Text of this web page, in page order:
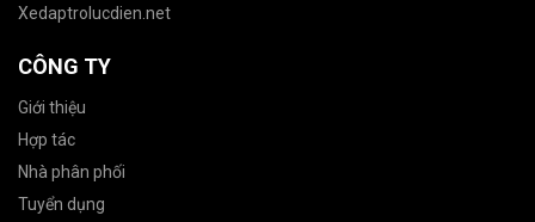
Xedaptrolucdien.net
CÔNG TY
Giới thiệu
Hợp tác
Nhà phân phối
Tuyển dụng